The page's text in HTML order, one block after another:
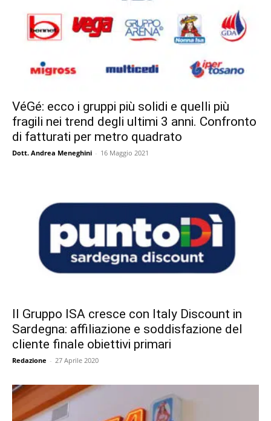
VéGé: ecco i gruppi più solidi e quelli più
fragili nei trend degli ultimi 3 anni. Confronto
di fatturati per metro quadrato
Dott. Andrea Meneghini - 16 Maggio 2021
Il Gruppo ISA cresce con Italy Discount in
Sardegna: affiliazione e soddisfazione del
cliente finale obiettivi primari
Redazione - 27 Aprile 2020